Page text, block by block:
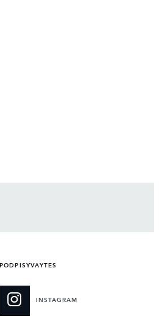
PODPISYVAYTES
INSTAGRAM